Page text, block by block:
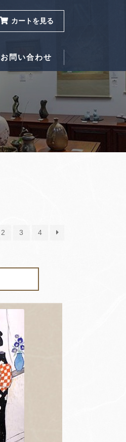
カートを見る
お問い合わせ
2 3 4